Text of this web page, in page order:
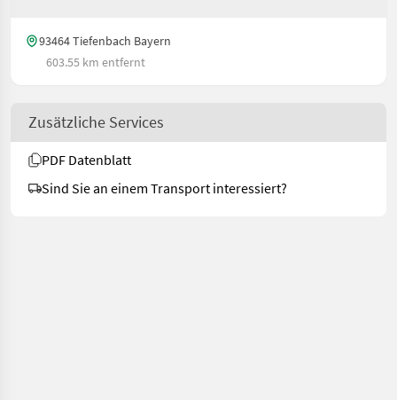
93464 Tiefenbach Bayern
603.55 km entfernt
Zusätzliche Services
PDF Datenblatt
Sind Sie an einem Transport interessiert?